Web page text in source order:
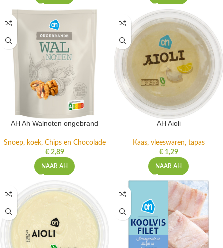
AH Ah Walnoten ongebrand
Snoep, koek, Chips en Chocolade
€2,89
NAAR AH
AH Aioli
Kaas, vleeswaren, tapas
€1,29
NAAR AH